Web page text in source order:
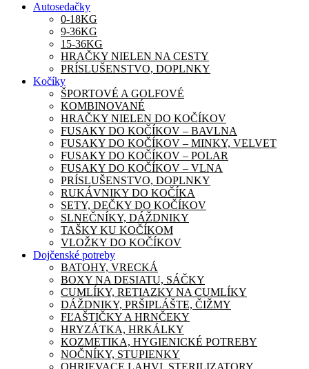
Autosedačky
0-18KG
9-36KG
15-36KG
HRAČKY NIELEN NA CESTY
PRÍSLUŠENSTVO, DOPLNKY
Kočíky
ŠPORTOVÉ A GOLFOVÉ
KOMBINOVANÉ
HRAČKY NIELEN DO KOČÍKOV
FUSAKY DO KOČÍKOV – BAVLNA
FUSAKY DO KOČÍKOV – MINKY, VELVET
FUSAKY DO KOČÍKOV – POLAR
FUSAKY DO KOČÍKOV – VLNA
PRÍSLUŠENSTVO, DOPLNKY
RUKÁVNIKY DO KOČÍKA
SETY, DEČKY DO KOČÍKOV
SLNEČNÍKY, DÁŽDNIKY
TAŠKY KU KOČÍKOM
VLOŽKY DO KOČÍKOV
Dojčenské potreby
BATOHY, VRECKÁ
BOXY NA DESIATU, SÁČKY
CUMLÍKY, RETIAZKY NA CUMLÍKY
DÁŽDNIKY, PRŠIPLÁŠTE, ČIŽMY
FĽAŠTIČKY A HRNČEKY
HRYZÁTKA, HRKÁLKY
KOZMETIKA, HYGIENICKÉ POTREBY
NOČNÍKY, STUPIENKY
OHRIEVACE LAHVI, STERILIZATORY